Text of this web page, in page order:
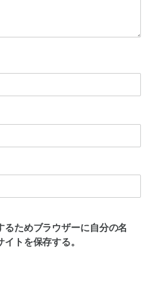
ためブラウザーに自分の名
トを保存する。